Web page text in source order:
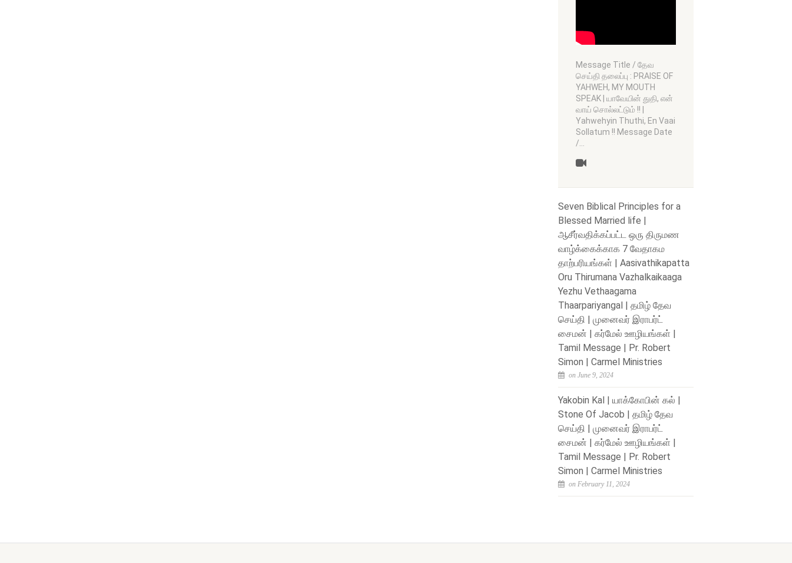
Message Title / தேவ
செய்தி தலைப்பு : PRAISE OF
YAHWEH, MY MOUTH
SPEAK | யாவேயின் துதி, என்
வாய் சொல்லட்டும் !! |
Yahwehyin Thuthi, En Vaai
Sollatum !! Message Date
/…
Seven Biblical Principles for a
Blessed Married life |
ஆசீர்வதிக்கப்பட்ட ஒரு திருமண
வாழ்க்கைக்காக 7 வேதாகம
தாற்பரியங்கள் | Aasivathikapatta
Oru Thirumana Vazhalkaikaaga
Yezhu Vethaagama
Thaarpariyangal | தமிழ் தேவ
செய்தி | முனைவர் இராபர்ட்
சைமன் | கர்மேல் ஊழியங்கள் |
Tamil Message | Pr. Robert
Simon | Carmel Ministries
on June 9, 2024
Yakobin Kal | யாக்கோபின் கல் |
Stone Of Jacob | தமிழ் தேவ
செய்தி | முனைவர் இராபர்ட்
சைமன் | கர்மேல் ஊழியங்கள் |
Tamil Message | Pr. Robert
Simon | Carmel Ministries
on February 11, 2024